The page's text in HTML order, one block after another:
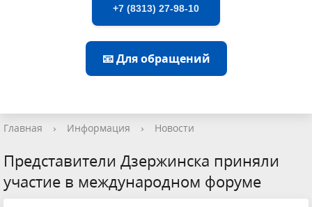
+7 (8313) 27-98-10
📧 Для обращений
Главная › Информация › Новости
Представители Дзержинска приняли
участие в международном форуме